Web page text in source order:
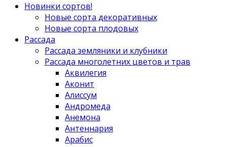
Новинки сортов!
Новые сорта декоративных
Новые сорта плодовых
Рассада
Рассада земляники и клубники
Рассада многолетних цветов и трав
Аквилегия
Аконит
Алиссум
Андромеда
Анемона
Антеннария
Арабис